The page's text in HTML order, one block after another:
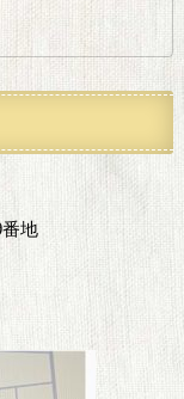
地